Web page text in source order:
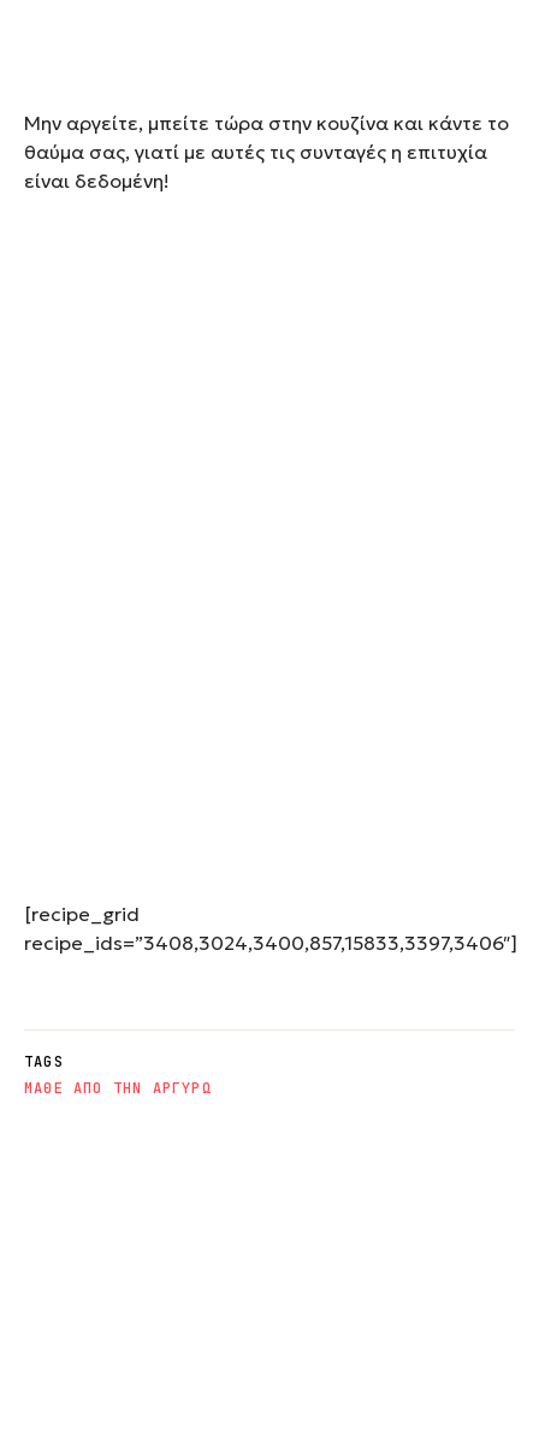
Μην αργείτε, μπείτε τώρα στην κουζίνα και κάντε το
θαύμα σας, γιατί με αυτές τις συνταγές η επιτυχία
είναι δεδομένη!
[recipe_grid
recipe_ids=”3408,3024,3400,857,15833,3397,3406″]
TAGS
ΜΑΘΕ ΑΠΟ ΤΗΝ ΑΡΓΥΡΩ